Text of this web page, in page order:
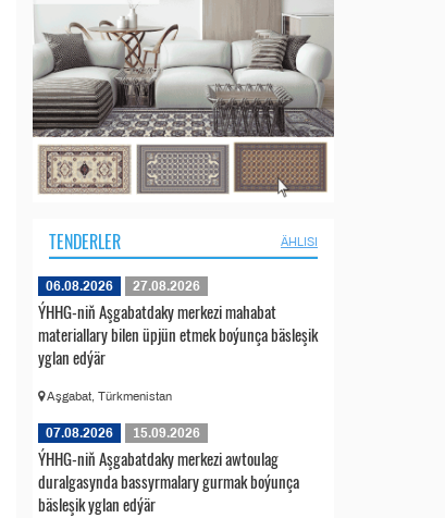
TENDERLER ÄHLISI
06.08.2026 27.08.2026
ÝHHG-niň Aşgabatdaky merkezi mahabat
materiallary bilen üpjün etmek boýunça bäsleşik
yglan edýär
Aşgabat, Türkmenistan
07.08.2026 15.09.2026
ÝHHG-niň Aşgabatdaky merkezi awtoulag
duralgasynda bassyrmalary gurmak boýunça
bäsleşik yglan edýär